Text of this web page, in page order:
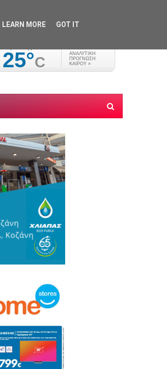
LEARN MORE GOT IT